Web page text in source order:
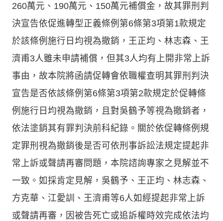
260萬元、190萬元、150萬元補償金，故其罪刑判
決宣告依促進轉型正義條例第6條第3項第1款規定
於該條例施行日均視為撤銷，王正均、林志森、王
濟甫3人雖未申請補償，但其3人均有上開非常上訴
事由，故本院將函請促轉會依職權查明其罪刑判決
宣告是否依該條例第6條第3項第2款規定於促轉條
例施行日均視為撤銷，且對吳鶴予等視為撤銷者，
依法塗銷其有罪判決前科紀錄。關於依促轉條例規
定罪刑視為撤銷後是否可依刑事訴訟法規定提起非
常上訴或聲請再審問題，本院諮詢專家之見解並不
一致。如採肯定見解，吳鶴予、王正均、林志森、
方克華、江愛訓、王濟甫等6人如經提起非常上訴
或聲請再審，因被告死亡或追訴權時效完成依法均